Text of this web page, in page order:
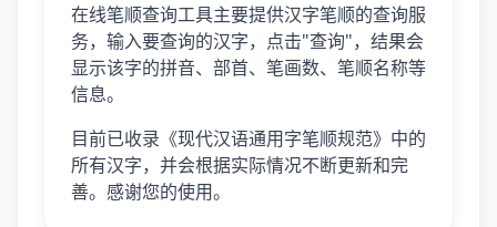
在线笔顺查询工具主要提供汉字笔顺的查询服
务，输入要查询的汉字，点击"查询"，结果会
显示该字的拼音、部首、笔画数、笔顺名称等
信息。
目前已收录《现代汉语通用字笔顺规范》中的
所有汉字，并会根据实际情况不断更新和完
善。感谢您的使用。